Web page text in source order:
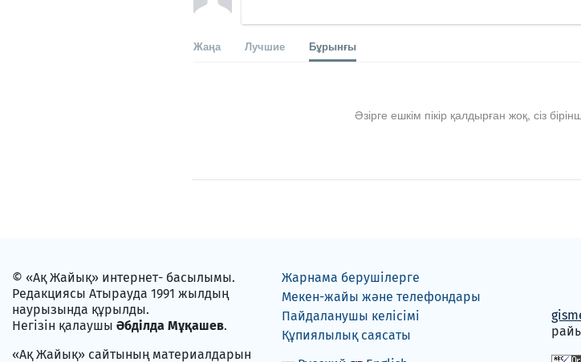
Жаңа Лучшие Бұрынғы
Әзірге ешкім пікір қалдырған жоқ, сіз
© «Ақ Жайық» интернет- басылымы.
Редакциясы Атырауда 1991 жылдың
наурызында құрылды.
Негізін қалаушы Әбділда Мұқашев.
«Ақ Жайық» сайтының материалдарын
Жарнама берушілерге
Мекен-жайы және телефондары
Пайдаланушы келісімі
Құпиялылық саясаты